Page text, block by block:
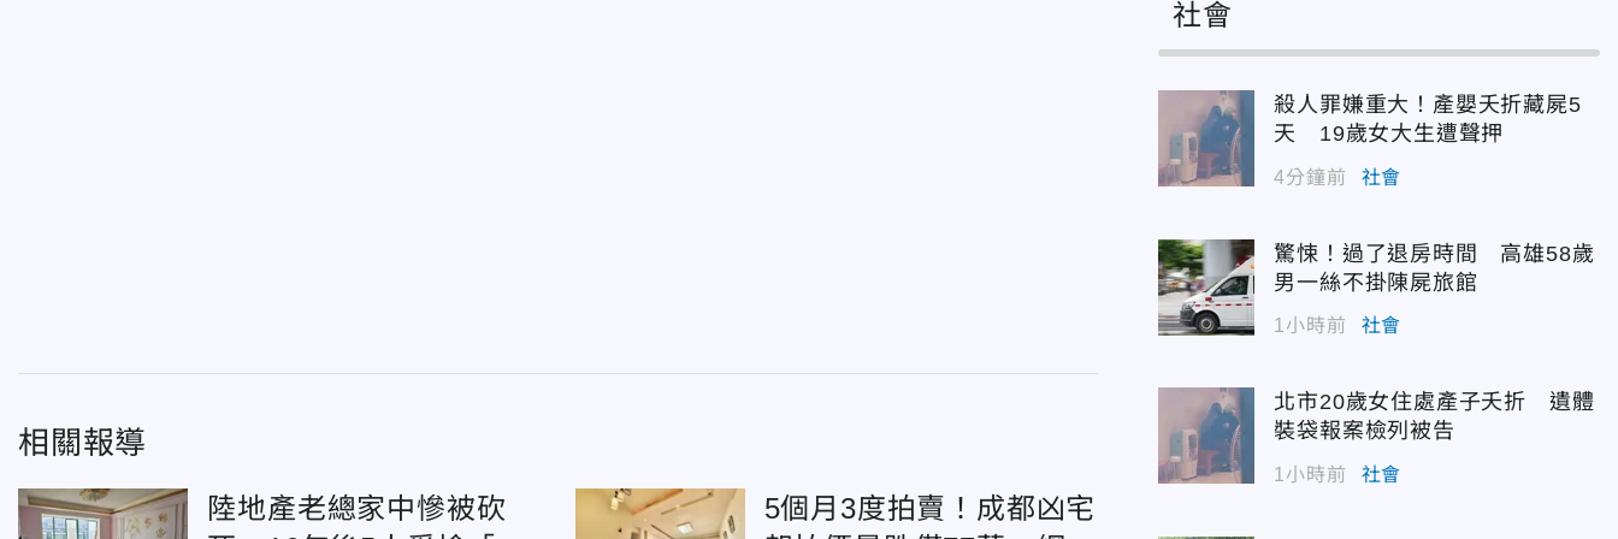
相關報導
陸地產老總家中慘被砍
5個月3度拍賣！成都凶宅
社會
殺人罪嫌重大！產嬰夭折藏屍5
天 19歲女大生遭聲押
4分鐘前 社會
驚悚！過了退房時間 高雄58歲
男一絲不掛陳屍旅館
1小時前 社會
北市20歲女住處產子夭折 遺體
裝袋報案檢列被告
1小時前 社會